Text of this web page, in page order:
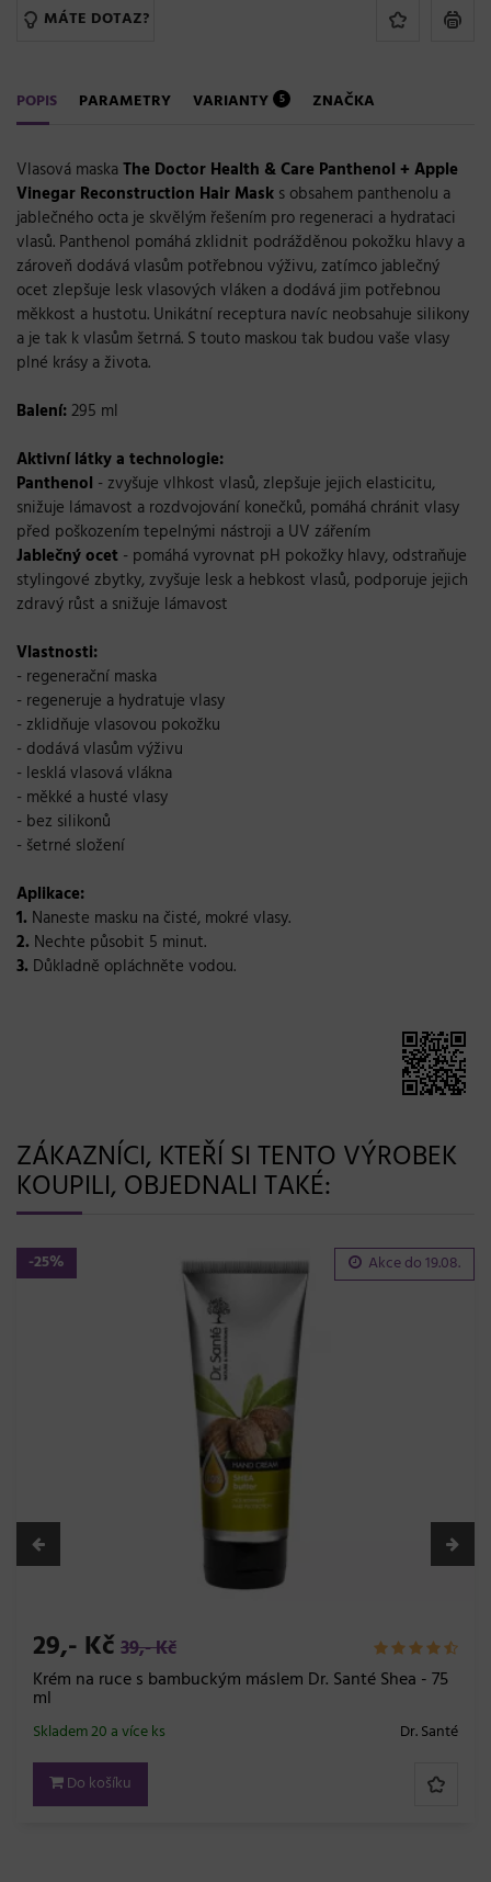
MÁTE DOTAZ?
POPIS PARAMETRY VARIANTY 5 ZNAČKA
Vlasová maskaThe Doctor Health & Care Panthenol + Apple
Vinegar Reconstruction Hair Mask s obsahem panthenolu a
jablečného octa je skvělým řešením pro regeneraci a hydrataci
vlasů. Panthenol pomáhá zklidnit podrážděnou pokožku hlavy a
zároveň dodává vlasům potřebnou výživu, zatímco jablečný
ocet zlepšuje lesk vlasových vláken a dodává jim potřebnou
měkkost a hustotu. Unikátní receptura navíc neobsahuje silikony
a je tak k vlasům šetrná. S touto maskou tak budou vaše vlasy
plné krásy a života.
Balení:295 ml
Aktivní látky a technologie:
Panthenol - zvyšuje vlhkost vlasů, zlepšuje jejich elasticitu,
snižuje lámavost a rozdvojování konečků, pomáhá chránit vlasy
před poškozením tepelnými nástroji a UV zářením
Jablečný ocet - pomáhá vyrovnat pH pokožky hlavy, odstraňuje
stylingové zbytky, zvyšuje lesk a hebkost vlasů, podporuje jejich
zdravý růst a snižuje lámavost
Vlastnosti:
- regenerační maska
- regeneruje a hydratuje vlasy
- zklidňuje vlasovou pokožku
- dodává vlasům výživu
- lesklá vlasová vlákna
- měkké a husté vlasy
- bez silikonů
- šetrné složení
Aplikace:
1. Naneste masku na čisté, mokré vlasy.
2. Nechte působit 5 minut.
3. Důkladně opláchněte vodou.
ZÁKAZNÍCI, KTEŘÍ SI TENTO VÝROBEK
KOUPILI, OBJEDNALI TAKÉ:
-25% Akce do19.08.
29,- Kč 39,- Kč
Krém na ruce s bambuckým máslem Dr. Santé Shea - 75
ml
Dr. Santé
Skladem 20 a více ks
Do košíku